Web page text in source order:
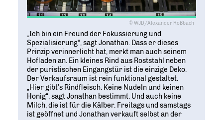
© WJD/Alexander Roßbach
„Ich bin ein Freund der Fokussierung und
Spezialisierung“, sagt Jonathan. Dass er dieses
Prinzip verinnerlicht hat, merkt man auch seinem
Hofladen an. Ein kleines Rind aus Roststahl neben
der puristischen Eingangstür ist die einzige Deko.
Der Verkaufsraum ist rein funktional gestaltet.
„Hier gibt’s Rindfleisch. Keine Nudeln und keinen
Honig“, sagt Jonathan bestimmt. Und auch keine
Milch, die ist für die Kälber. Freitags und samstags
ist geöffnet und Jonathan verkauft selbst an der